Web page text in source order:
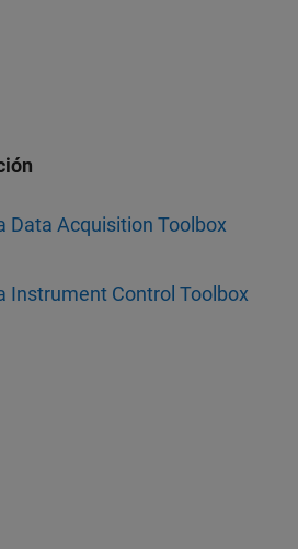
Data Acquisition Toolbox
Instrument Control Toolbox